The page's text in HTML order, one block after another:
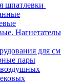
шпатлевки
для
пары